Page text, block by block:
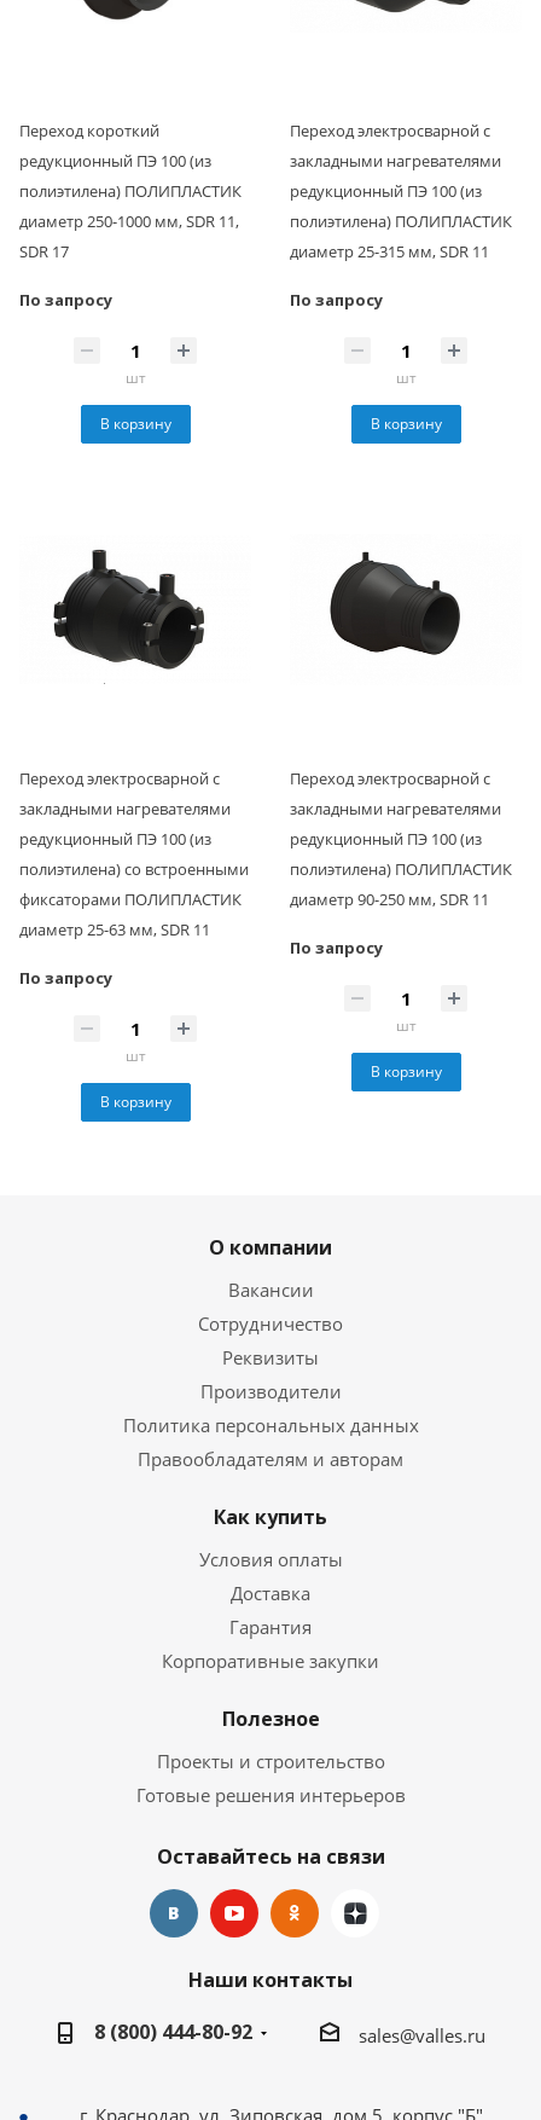
Переход короткий
редукционный ПЭ 100 (из
полиэтилена) ПОЛИПЛАСТИК
диаметр 250-1000 мм, SDR 11,
SDR 17
По запросу
шт
В корзину
Переход электросварной с
закладными нагревателями
редукционный ПЭ 100 (из
полиэтилена) ПОЛИПЛАСТИК
диаметр 25-315 мм, SDR 11
По запросу
шт
В корзину
Переход электросварной с
закладными нагревателями
редукционный ПЭ 100 (из
полиэтилена) со встроенными
фиксаторами ПОЛИПЛАСТИК
диаметр 25-63 мм, SDR 11
По запросу
шт
В корзину
Переход электросварной с
закладными нагревателями
редукционный ПЭ 100 (из
полиэтилена) ПОЛИПЛАСТИК
диаметр 90-250 мм, SDR 11
По запросу
шт
В корзину
О компании
Вакансии
Сотрудничество
Реквизиты
Производители
Политика персональных данных
Правообладателям и авторам
Как купить
Условия оплаты
Доставка
Гарантия
Корпоративные закупки
Полезное
Проекты и строительство
Готовые решения интерьеров
Оставайтесь на связи
Наши контакты
8 (800) 444-80-92
sales@valles.ru